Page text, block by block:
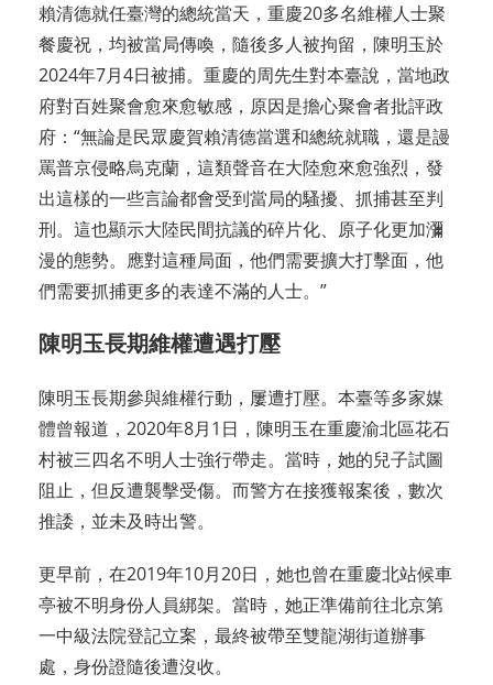
賴清德就任臺灣的總統當天，重慶20多名維權人士聚
餐慶祝，均被當局傳喚，隨後多人被拘留，陳明玉於
2024年7月4日被捕。重慶的周先生對本臺說，當地政
府對百姓聚會愈來愈敏感，原因是擔心聚會者批評政
府：“無論是民眾慶賀賴清德當選和總統就職，還是謾
罵普京侵略烏克蘭，這類聲音在大陸愈來愈強烈，發
出這樣的一些言論都會受到當局的騷擾、抓捕甚至判
刑。這也顯示大陸民間抗議的碎片化、原子化更加瀰
漫的態勢。應對這種局面，他們需要擴大打擊面，他
們需要抓捕更多的表達不滿的人士。”
陳明玉長期維權遭遇打壓
陳明玉長期參與維權行動，屢遭打壓。本臺等多家媒
體曾報道，2020年8月1日，陳明玉在重慶渝北區花石
村被三四名不明人士強行帶走。當時，她的兒子試圖
阻止，但反遭襲擊受傷。而警方在接獲報案後，數次
推諉，並未及時出警。
更早前，在2019年10月20日，她也曾在重慶北站候車
亭被不明身份人員綁架。當時，她正準備前往北京第
一中級法院登記立案，最終被帶至雙龍湖街道辦事
處，身份證隨後遭沒收。